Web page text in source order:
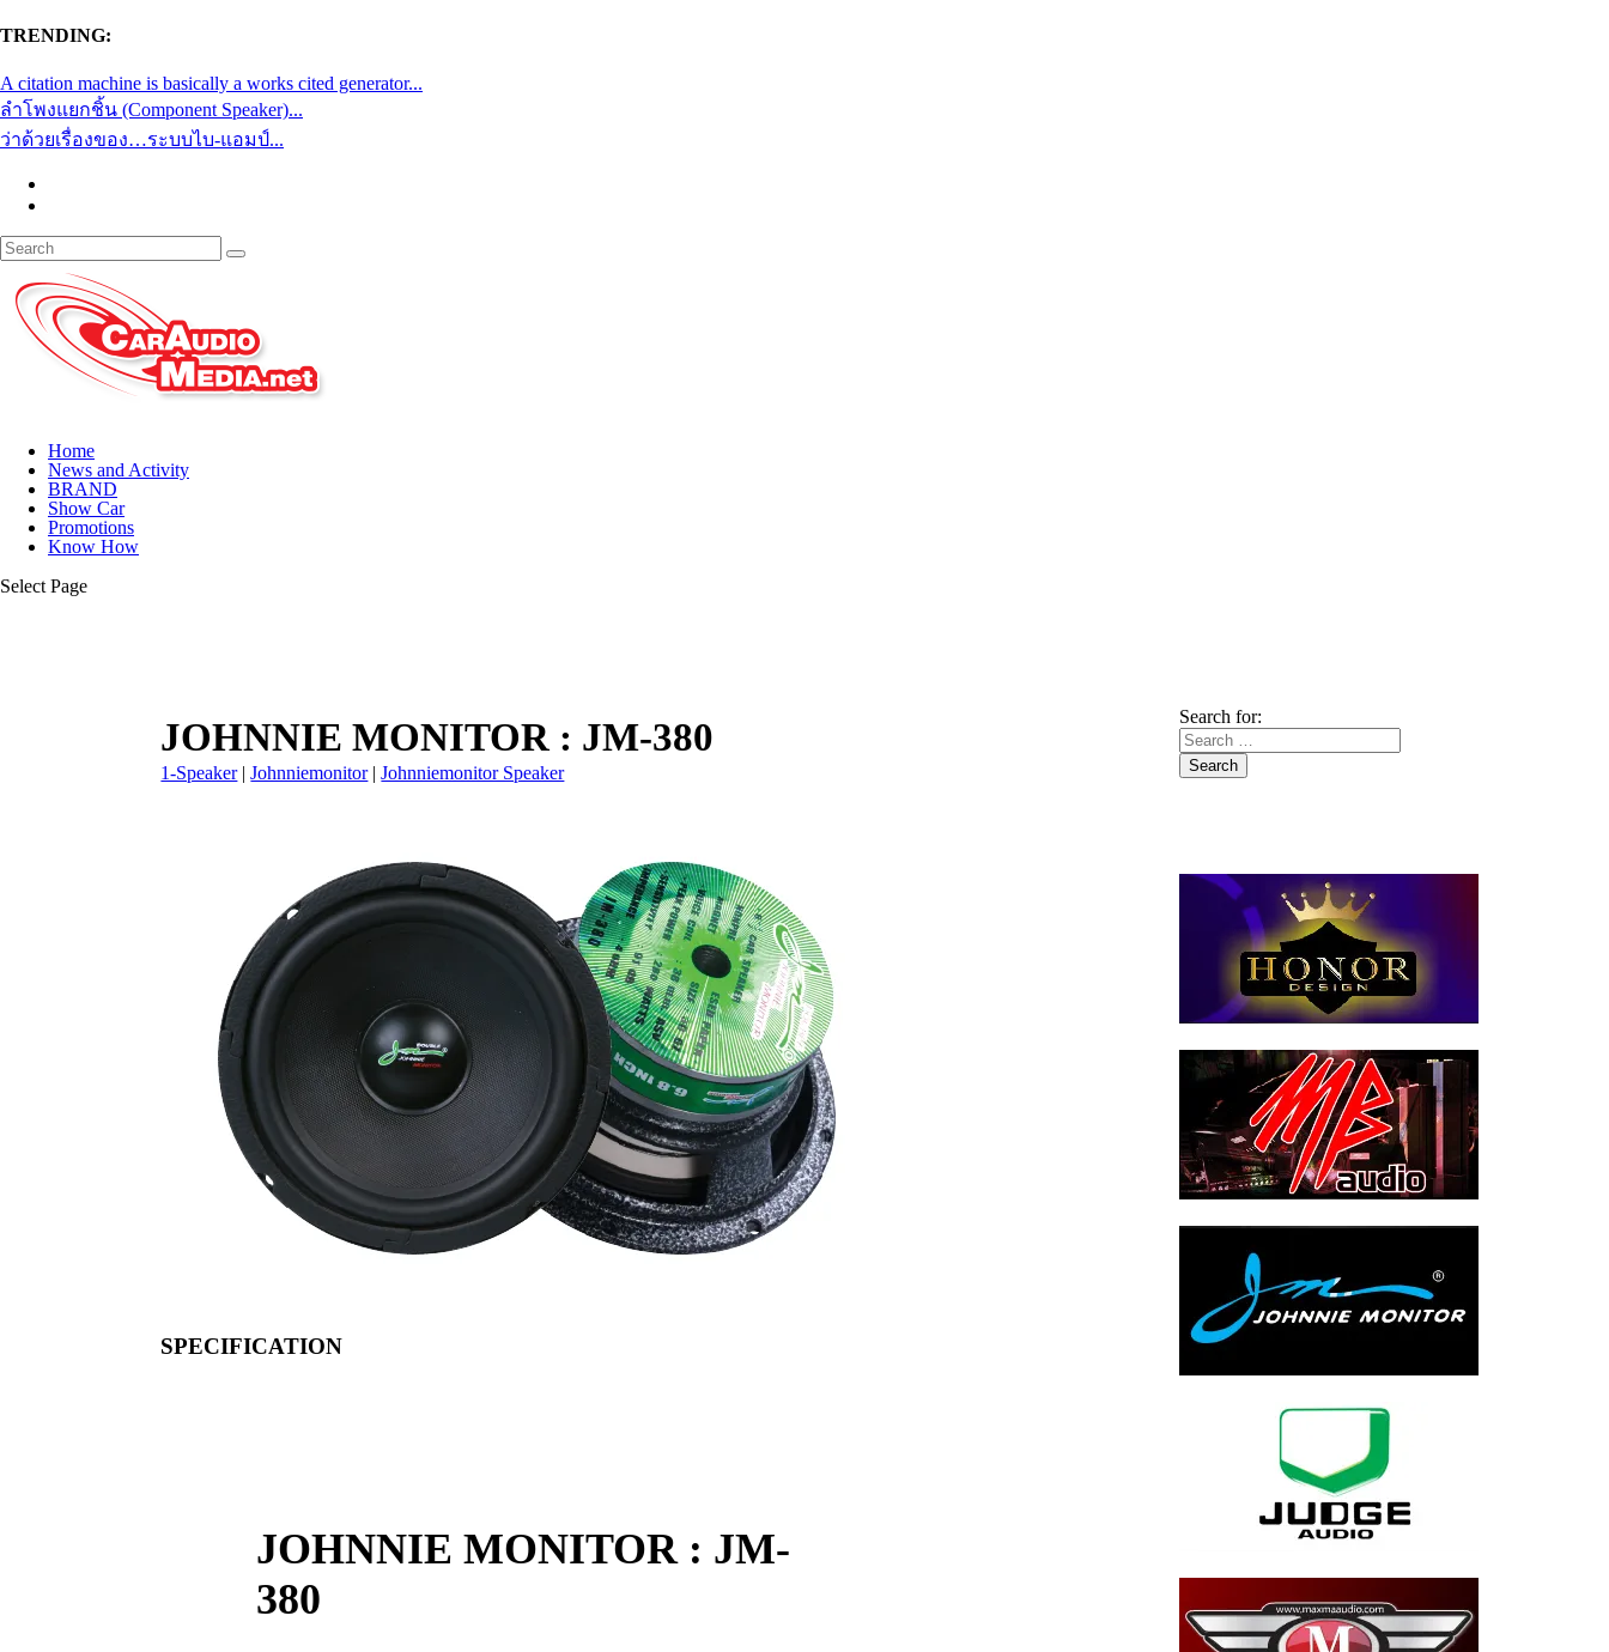
TRENDING:
A citation machine is basically a works cited generator...
ลำโพงแยกชิ้น (Component Speaker)...
ว่าด้วยเรื่องของ…ระบบไบ-แอมป์...
Home
News and Activity
BRAND
Show Car
Promotions
Know How
Select Page
JOHNNIE MONITOR : JM-380
1-Speaker|Johnniemonitor|Johnniemonitor Speaker
SPECIFICATION
JOHNNIE MONITOR : JM-
380
Search for: